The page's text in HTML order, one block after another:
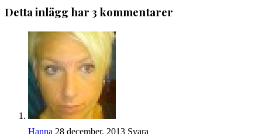
Detta inlägg har 3 kommentarer
Hanna 28 december, 2013 Svara